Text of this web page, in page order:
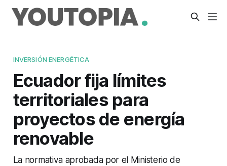
INVERSIÓN ENERGÉTICA
Ecuador fija límites
territoriales para
proyectos de energía
renovable
La normativa aprobada por el Ministerio de